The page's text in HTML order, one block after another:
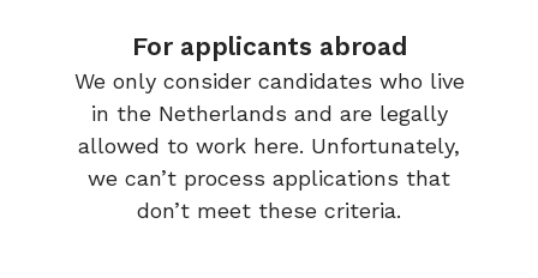
For applicants abroad
We only consider candidates who live
in the Netherlands and are legally
allowed to work here. Unfortunately,
we can’t process applications that
don’t meet these criteria.